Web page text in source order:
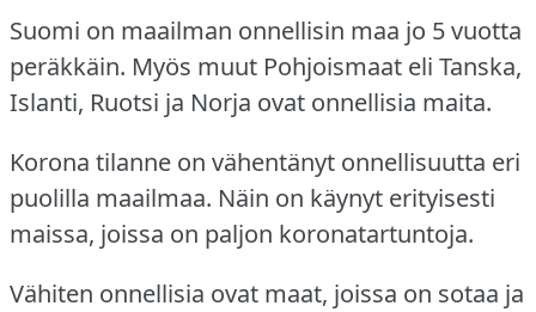
Suomi on maailman onnellisin maa jo 5 vuotta
peräkkäin. Myös muut Pohjoismaat eli Tanska,
Islanti, Ruotsi ja Norja ovat onnellisia maita.
Korona tilanne on vähentänyt onnellisuutta eri
puolilla maailmaa. Näin on käynyt erityisesti
maissa, joissa on paljon koronatartuntoja.
Vähiten onnellisia ovat maat, joissa on sotaa ja